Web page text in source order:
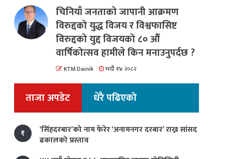
चिनियाँ जनताको जापानी आक्रमण
विरुद्दको युद्ध विजय र विश्वफासिष्ट
विरुद्दको युद्द विजयको ८० औं
वार्षिकोत्सव हामीले किन मनाउनुपर्दछ ?
KTM Dainik भदौ १४ २०८२
ताजा अपडेट धेरै पढिएको
१
‘सिंहदरबार’को नाम फेरेर ‘अनामनगर दरबार’ राख्न सांसद
ढकालको प्रस्ताव